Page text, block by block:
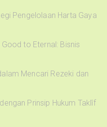
Pengelolaan Harta Gaya
to Eternal: Bisnis
Mencari Rezeki dan
Prinsip Hukum Taklîf